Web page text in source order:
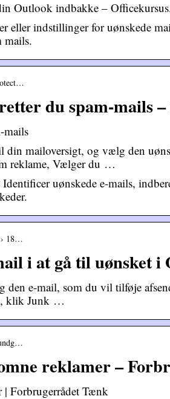
Outlook indbakke –
eller indstillinger for uønskede
mails.
du spam-mails
mails
mailoversigt, og vælg den
reklame, Vælger du …
uønskede e-mails,
› 18…
i at gå til uønsket i
e-mail, som du vil tilføje
klik Junk …
reklamer –
| Forbrugerrådet Tænk